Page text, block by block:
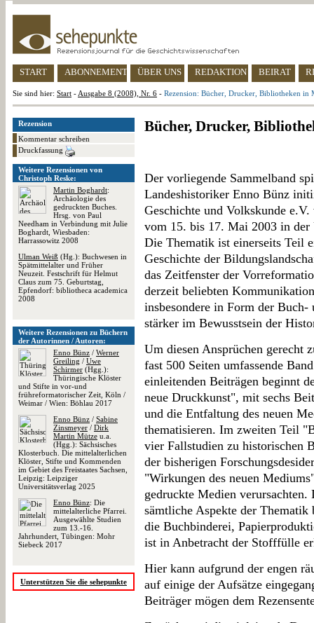
START ABONNEMENT ÜBER UNS REDAKTION BEIRAT
Sie sind hier: Start - Ausgabe 8 (2008), Nr. 6 - Rezension: Bücher, Drucker, Bibliotheken in
Rezension
Kommentar schreiben
Druckfassung
Weitere Rezensionen von
Christoph Reske:
Martin Boghardt:
Archäologie des
gedruckten Buches.
Hrsg. von Paul
Needham in Verbindung mit Julie
Boghardt, Wiesbaden:
Harrassowitz 2008
Ulman Weiß (Hg.): Buchwesen in
Spätmittelalter und Früher
Neuzeit. Festschrift für Helmut
Claus zum 75. Geburtstag,
Epfendorf: bibliotheca academica
2008
Weitere Rezensionen zu Büchern
der Autorinnen / Autoren:
Enno Bünz / Werner
Greiling / Uwe
Schirmer (Hgg.):
Thüringische Klöster
und Stifte in vor-und
frühreformatorischer Zeit, Köln /
Weimar / Wien: Böhlau 2017
Enno Bünz / Sabine
Zinsmeyer / Dirk
Martin Mütze u.a.
(Hgg.): Sächsisches
Klosterbuch. Die mittelalterlichen
Klöster, Stifte und Kommenden
im Gebiet des Freistaates Sachsen,
Leipzig: Leipziger
Universitätsverlag 2025
Enno Bünz: Die
mittelalterliche Pfarrei.
Ausgewählte Studien
zum 13.-16.
Jahrhundert, Tübingen: Mohr
Siebeck 2017
Unterstützen Sie die sehepunkte
Bücher, Drucker,
Der vorliegende Sammelband
Landeshistoriker Enno Bünz
Geschichte und Volkskunde
vom 15. bis 17. Mai 2003 in
Die Thematik ist einerseits Teil
Geschichte der
das Zeitfenster der
derzeit beliebten
insbesondere in Form der
stärker im Bewusstsein der
Um diesen Ansprüchen gerecht
fast 500 Seiten umfassende
einleitenden Beiträgen beginnt
neue Druckkunst", mit sechs
und die Entfaltung des neuen
thematisieren. Im zweiten Teil
vier Fallstudien zu historischen
der bisherigen
"Wirkungen des neuen
gedruckte Medien
sämtliche Aspekte der
die Buchbinderei,
ist in Anbetracht der Stofffülle
Hier kann aufgrund der engen
auf einige der Aufsätze
Beiträger mögen dem